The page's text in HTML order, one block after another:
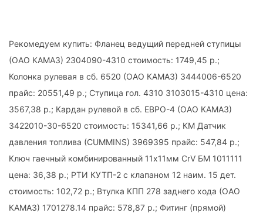
Рекомедуем купить: Фланец ведущий передней ступицы
(ОАО КАМАЗ) 2304090-4310 стоимость: 1749,45 р.;
Колонка рулевая в сб. 6520 (ОАО КАМАЗ) 3444006-6520
прайс: 20551,49 р.; Ступица гол. 4310 3103015-4310 цена:
3567,38 р.; Кардан рулевой в сб. ЕВРО-4 (ОАО КАМАЗ)
3422010-30-6520 стоимость: 15341,66 р.; КМ Датчик
давления топлива (СUMMINS) 3969395 прайс: 547,84 р.;
Ключ гаечный комбинированный 11х11мм CrV БМ 1011111
цена: 36,38 р.; РТИ КУТП-2 с клапаном 12 наим. 15 дет.
стоимость: 102,72 р.; Втулка КПП 278 заднего хода (ОАО
КАМАЗ) 1701278.14 прайс: 578,87 р.; Фитинг (прямой)